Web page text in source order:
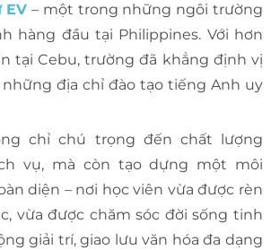
EV – một trong những ngôi trường
hàng đầu tại Philippines. Với hơn
tại Cebu, trường đã khẳng định vị
địa chỉ đào tạo tiếng Anh uy
chỉ chú trọng đến chất lượng
vụ, mà còn tạo dựng một môi
diện – nơi học viên vừa được rèn
vừa được chăm sóc đời sống tinh
giải trí, giao lưu văn hóa đa dạng